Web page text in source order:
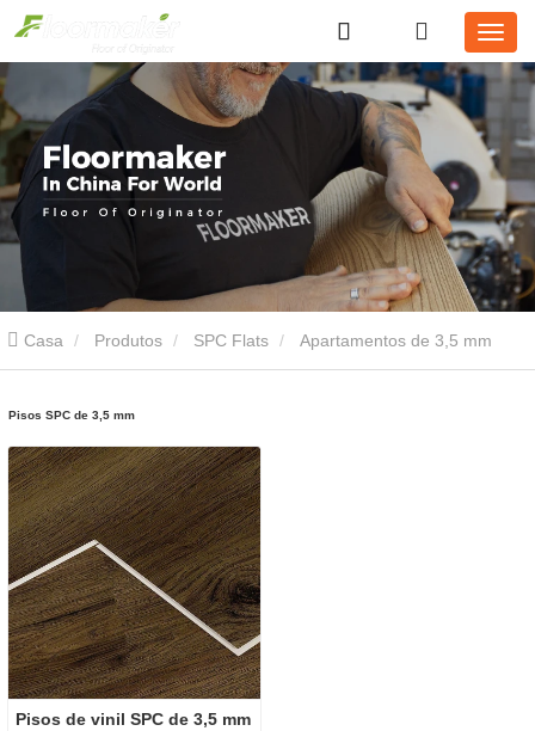
Casa Produtos SPC Flats
Pisos SPC de 3,5 mm
Pisos de vinil SPC de 3,5 mm